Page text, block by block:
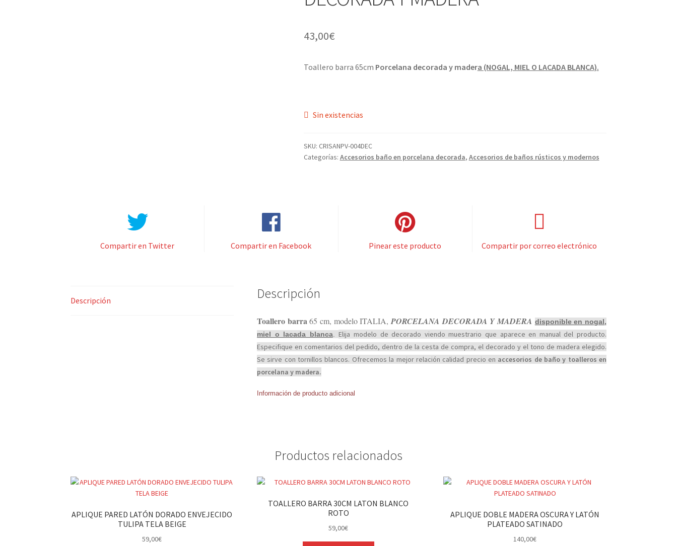
43,00€
Toallero barra 65cm Porcelana decorada y madera (NOGAL, MIEL O LACADA BLANCA).
Sin existencias
SKU: CRISANPV-004DEC
Categorías: Accesorios baño en porcelana decorada, Accesorios de baños rústicos y modernos
Compartir en Twitter Compartir en Facebook Pinear este producto Compartir por correo electrónico
Descripción Descripción
Toallero barra 65 cm, modelo ITALIA,PORCELANA DECORADA Y MADERA disponible en nogal,
miel o lacada blanca. Elija modelo de decorado viendo muestrario que aparece en manual del producto.
Especifique en comentarios del pedido, dentro de la cesta de compra, el decorado y el tono de madera elegido.
Se sirve con tornillos blancos. Ofrecemos la mejor relación calidad precio en accesorios de baño y toalleros en
porcelana y madera.
Información de producto adicional
Productos relacionados
APLIQUE PARED LATÓN DORADO ENVEJECIDO
TULIPA TELA BEIGE
59,00€
TOALLERO BARRA 30CM LATON BLANCO
ROTO
59,00€
APLIQUE DOBLE MADERA OSCURA Y LATÓN
PLATEADO SATINADO
140,00€